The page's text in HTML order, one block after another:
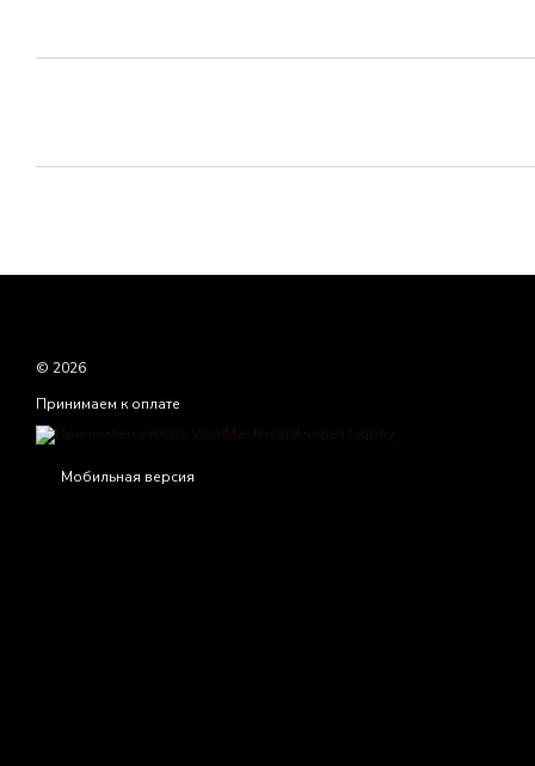
© 2026
Принимаем к оплате
Мобильная версия